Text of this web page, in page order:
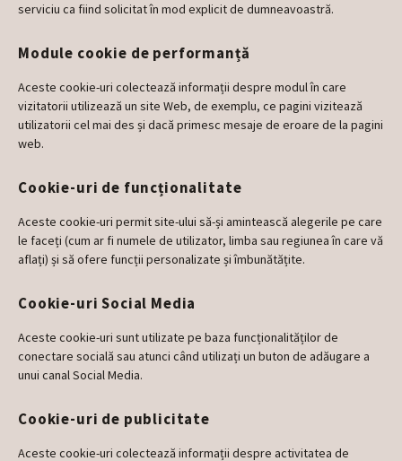
serviciu ca fiind solicitat în mod explicit de dumneavoastră.
Module cookie de performanță
Aceste cookie-uri colectează informații despre modul în care
vizitatorii utilizează un site Web, de exemplu, ce pagini vizitează
utilizatorii cel mai des și dacă primesc mesaje de eroare de la pagini
web.
Cookie-uri de funcționalitate
Aceste cookie-uri permit site-ului să-și amintească alegerile pe care
le faceți (cum ar fi numele de utilizator, limba sau regiunea în care vă
aflați) și să ofere funcții personalizate și îmbunătățite.
Cookie-uri Social Media
Aceste cookie-uri sunt utilizate pe baza funcționalităților de
conectare socială sau atunci când utilizați un buton de adăugare a
unui canal Social Media.
Cookie-uri de publicitate
Aceste cookie-uri colectează informații despre activitatea de